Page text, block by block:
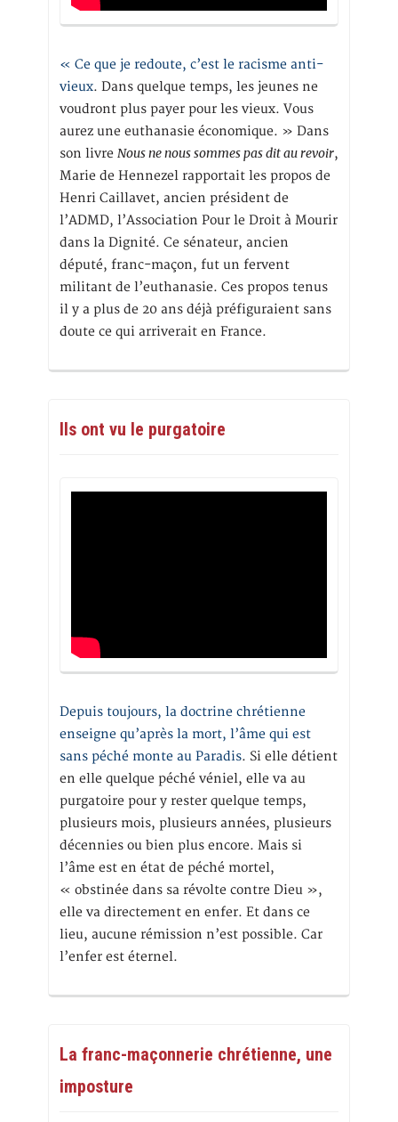
« Ce que je redoute, c’est le racisme anti-
vieux. Dans quelque temps, les jeunes ne
voudront plus payer pour les vieux. Vous
aurez une euthanasie économique. » Dans
son livre Nous ne nous sommes pas dit au revoir,
Marie de Hennezel rapportait les propos de
Henri Caillavet, ancien président de
l’ADMD, l’Association Pour le Droit à Mourir
dans la Dignité. Ce sénateur, ancien
député, franc-maçon, fut un fervent
militant de l’euthanasie. Ces propos tenus
il y a plus de 20 ans déjà préfiguraient sans
doute ce qui arriverait en France.
Ils ont vu le purgatoire
Depuis toujours, la doctrine chrétienne
enseigne qu’après la mort, l’âme qui est
sans péché monte au Paradis. Si elle détient
en elle quelque péché véniel, elle va au
purgatoire pour y rester quelque temps,
plusieurs mois, plusieurs années, plusieurs
décennies ou bien plus encore. Mais si
l’âme est en état de péché mortel,
« obstinée dans sa révolte contre Dieu »,
elle va directement en enfer. Et dans ce
lieu, aucune rémission n’est possible. Car
l’enfer est éternel.
La franc-maçonnerie chrétienne, une
imposture